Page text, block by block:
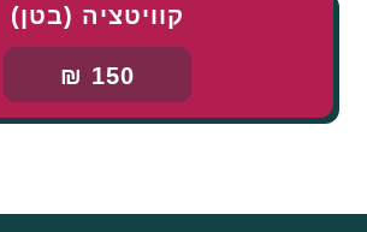
קוויטציה (בטן)
150 ₪